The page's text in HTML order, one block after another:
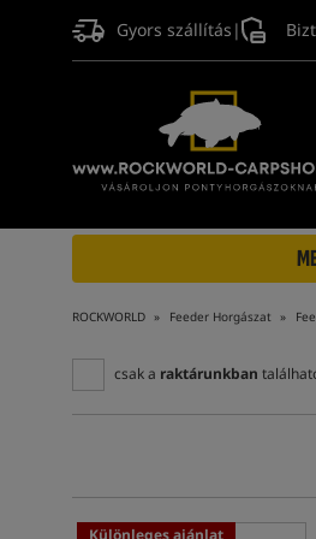
Gyors szállítás |
ROCKWORLD Feeder Horgászat
csak a raktárunkban
Különleges ajánlat